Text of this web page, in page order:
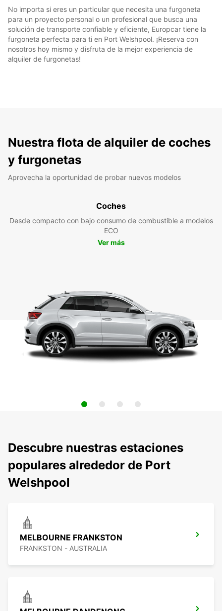
No importa si eres un particular que necesita una furgoneta
para un proyecto personal o un profesional que busca una
solución de transporte confiable y eficiente, Europcar tiene la
furgoneta perfecta para ti en Port Welshpool. ¡Reserva con
nosotros hoy mismo y disfruta de la mejor experiencia de
alquiler de furgonetas!
Nuestra flota de alquiler de coches
y furgonetas
Aprovecha la oportunidad de probar nuevos modelos
Coches
Desde compacto con bajo consumo de combustible a modelos
ECO
Ver más
Descubre nuestras estaciones
populares alrededor de Port
Welshpool
MELBOURNE FRANKSTON
FRANKSTON - AUSTRALIA